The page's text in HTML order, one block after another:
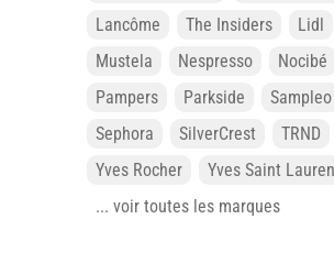
Lancôme
The Insiders
Lidl
Mustela
Nespresso
Nocibé
Pampers
Parkside
Sampleo
Sephora
SilverCrest
TRND
Yves Rocher
Yves Saint
... voir toutes les marques